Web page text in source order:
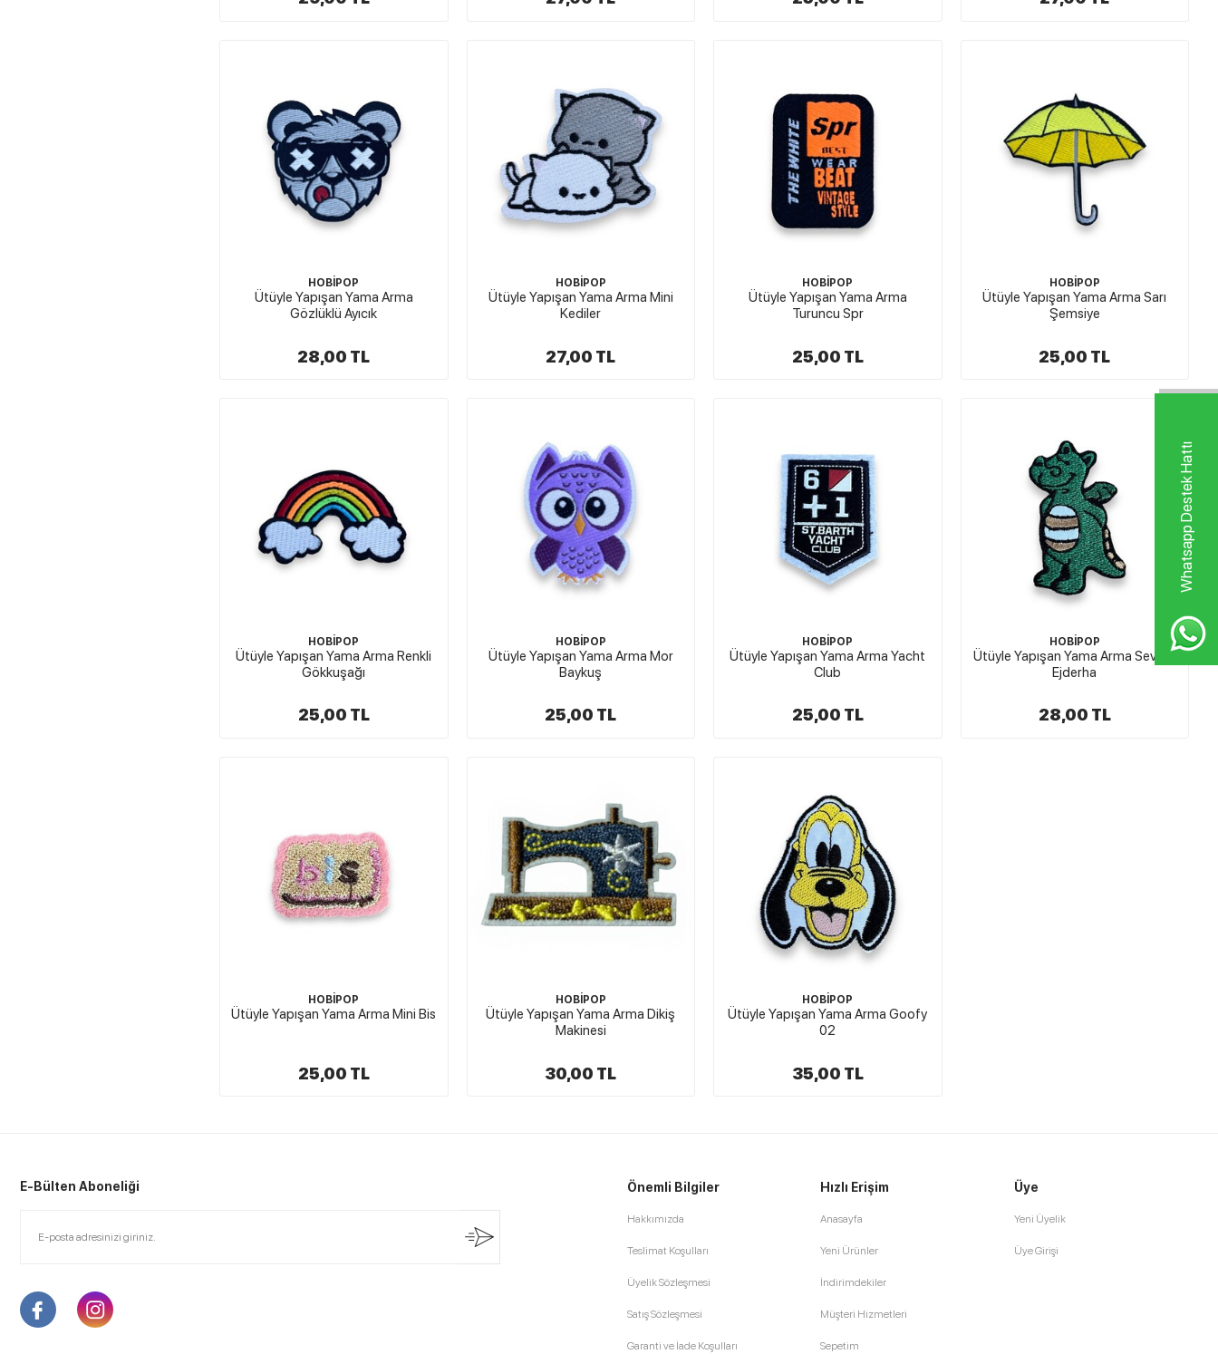
Whatsapp Destek Hattı
HOBİPOP
Ütüyle Yapışan Yama Arma
Gözlüklü Ayıcık
28,00 TL
HOBİPOP
Ütüyle Yapışan Yama Arma Mini
Kediler
27,00 TL
HOBİPOP
Ütüyle Yapışan Yama Arma
Turuncu Spr
25,00 TL
HOBİPOP
Ütüyle Yapışan Yama Arma Sarı
Şemsiye
25,00 TL
HOBİPOP
Ütüyle Yapışan Yama Arma Renkli
Gökkuşağı
25,00 TL
HOBİPOP
Ütüyle Yapışan Yama Arma Mor
Baykuş
25,00 TL
HOBİPOP
Ütüyle Yapışan Yama Arma Yacht
Club
25,00 TL
HOBİPOP
Ütüyle Yapışan Yama Arma Sevimli
Ejderha
28,00 TL
HOBİPOP
Ütüyle Yapışan Yama Arma Mini Bis
25,00 TL
HOBİPOP
Ütüyle Yapışan Yama Arma Dikiş
Makinesi
30,00 TL
HOBİPOP
Ütüyle Yapışan Yama Arma Goofy
02
35,00 TL
E-Bülten Aboneliği Önemli Bilgiler
Hakkımızda
Teslimat Koşulları
Üyelik Sözleşmesi
Satış Sözleşmesi
Garanti ve İade Koşulları
Hızlı Erişim
Anasayfa
Yeni Ürünler
İndirimdekiler
Müşteri Hizmetleri
Sepetim
Üye
Yeni Üyelik
Üye Girişi